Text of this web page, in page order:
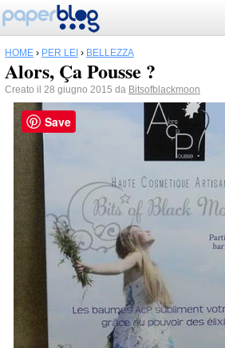
HOME › PER LEI › BELLEZZA
Alors, Ça Pousse ?
Creato il 28 giugno 2015 da Bitsofblackmoon
Save